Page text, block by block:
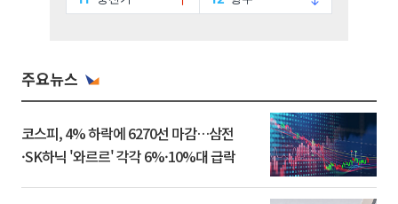
주요뉴스
코스피, 4% 하락에 6270선 마감…삼전
·SK하닉 '와르르' 각각 6%·10%대 급락